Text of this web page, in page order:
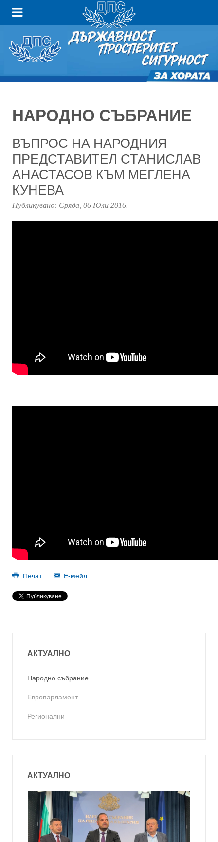
НАРОДНО СЪБРАНИЕ
ВЪПРОС НА НАРОДНИЯ
ПРЕДСТАВИТЕЛ СТАНИСЛАВ
АНАСТАСОВ КЪМ МЕГЛЕНА
КУНЕВА
Публикувано: Сряда, 06 Юли 2016.
Печат Е-мейл
АКТУАЛНО
Народно събрание
Европарламент
Регионални
АКТУАЛНО